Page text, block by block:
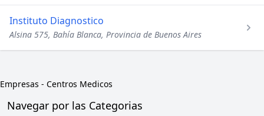
Instituto Diagnostico
Alsina 575, Bahía Blanca, Provincia de Buenos Aires
Empresas - Centros Medicos
Navegar por las Categorias